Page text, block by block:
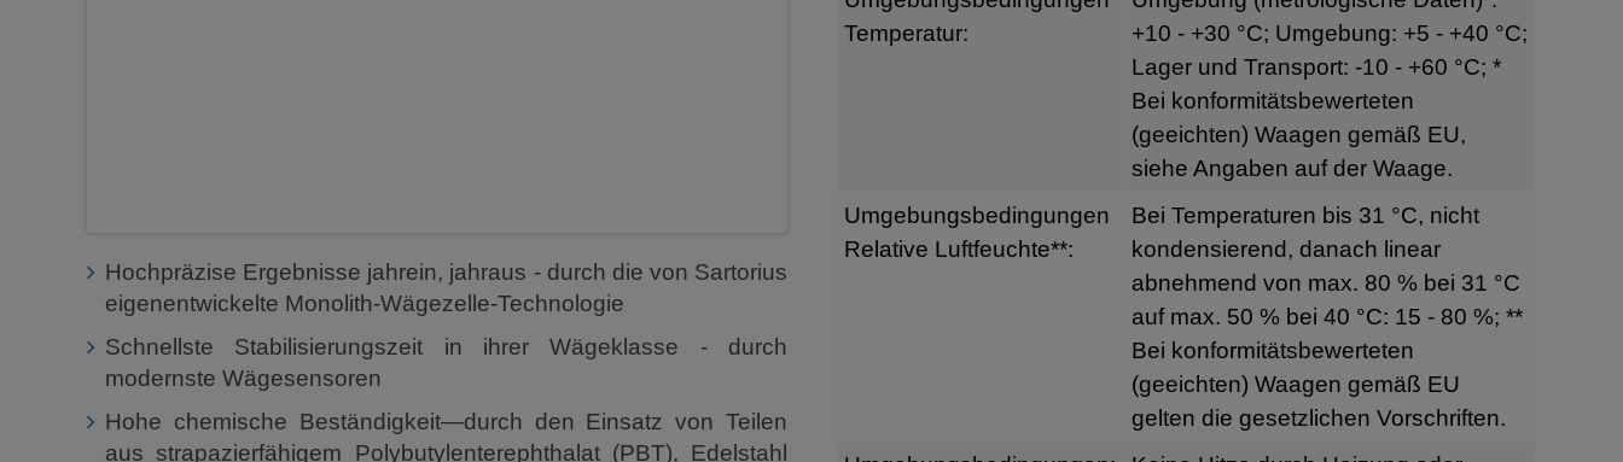
Hochpräzise Ergebnisse jahrein, jahraus - durch die von Sartorius
eigenentwickelte Monolith-Wägezelle-Technologie
Schnellste Stabilisierungszeit in ihrer Wägeklasse - durch
modernste Wägesensoren
Hohe chemische Beständigkeit—durch den Einsatz von Teilen
aus strapazierfähigem Polybutylenterephthalat (PBT), Edelstahl
Temperatur:
+10 - +30 °C; Umgebung: +5 - +40 °C;
Lager und Transport: -10 - +60 °C; *
Bei konformitätsbewerteten
(geeichten) Waagen gemäß EU,
siehe Angaben auf der Waage.
Umgebungsbedingungen
Relative Luftfeuchte**:
Bei Temperaturen bis 31 °C, nicht
kondensierend, danach linear
abnehmend von max. 80 % bei 31 °C
auf max. 50 % bei 40 °C: 15 - 80 %; **
Bei konformitätsbewerteten
(geeichten) Waagen gemäß EU
gelten die gesetzlichen Vorschriften.